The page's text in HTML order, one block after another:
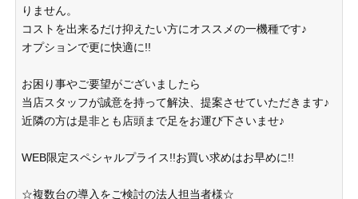
りません。
コストを出来るだけ抑えたい方にオススメの一機種です♪
オプションで更に快適に!!
お困り事やご要望がございましたら
当店スタッフが誠意を持って解決、提案させていただきます♪
近隣の方は是非とも店頭まで足をお運び下さいませ♪
WEB限定スペシャルプライス!!お買い求めはお早めに!!
☆複数台の導入をご検討の法人担当者様☆